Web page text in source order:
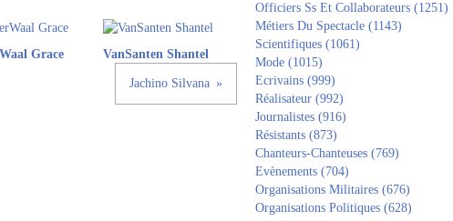
Grace VanSanten Shantel
Jachino Silvana
Officiers Ss Et Collaborateurs (1251)
Métiers Du Spectacle (1143)
Scientifiques (1061)
Mode (1015)
Ecrivains (999)
Réalisateur (992)
Journalistes (916)
Résistants (873)
Chanteurs-Chanteuses (769)
Evènements (704)
Organisations Militaires (676)
Organisations Politiques (628)